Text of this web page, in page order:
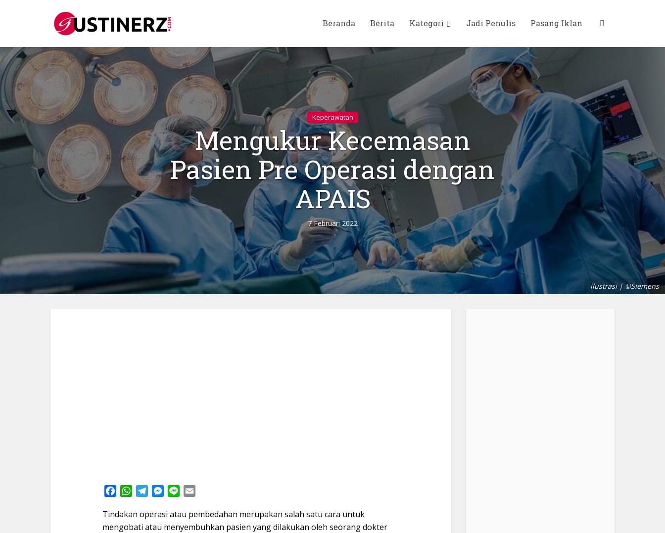
Beranda Berita Kategori Jadi Penulis Pasang Iklan
Keperawatan
Mengukur Kecemasan
Pasien Pre Operasi dengan
APAIS
7 Februari 2022
ilustrasi | ©Siemens
FacebookWhatsApp
TelegramMessenger
Line
Tindakan operasi atau pembedahan merupakan salah satu cara untuk
mengobati atau menyembuhkan pasien yang dilakukan oleh seorang dokter